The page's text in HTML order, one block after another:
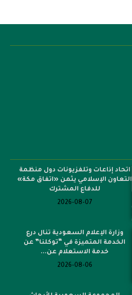
اتحاد إذاعات وتلفزيونات دول منظمة
التعاون الإسلامي يثمن «اتفاق مكة»
للدفاع المشترك
2026-08-07
وزارة الإعلام السعودية تنال درع
الخدمة المتميزة في “توكلنا” عن
خدمة الاستعلام عن...
2026-08-06